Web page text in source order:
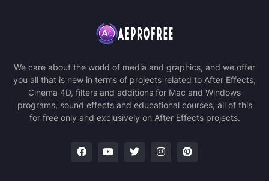
We care about the world of media and graphics, and we offer
you all that is new in terms of projects related to After Effects,
Cinema 4D, filters and additions for Mac and Windows
programs, sound effects and educational courses, all of this
for free only and exclusively on After Effects projects.